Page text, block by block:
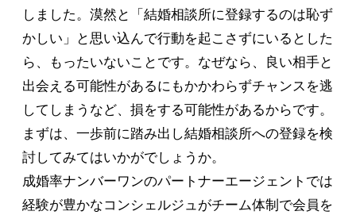
しました。漠然と「結婚相談所に登録するのは恥ず
かしい」と思い込んで行動を起こさずにいるとした
ら、もったいないことです。なぜなら、良い相手と
出会える可能性があるにもかかわらずチャンスを逃
してしまうなど、損をする可能性があるからです。
まずは、一歩前に踏み出し結婚相談所への登録を検
討してみてはいかがでしょうか。
成婚率ナンバーワンのパートナーエージェントでは
経験が豊かなコンシェルジュがチーム体制で会員を